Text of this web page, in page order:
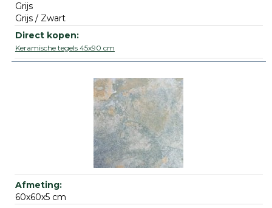
Grijs
Grijs / Zwart
Keramische tegels 45x90 cm
60x60x5 cm